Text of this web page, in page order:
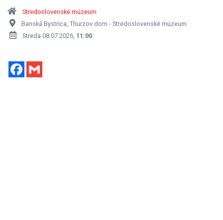
Stredoslovenské múzeum
Banská Bystrica, Thurzov dom - Stredoslovenské múzeum
Streda 08.07.2026, 11:00
Facebook